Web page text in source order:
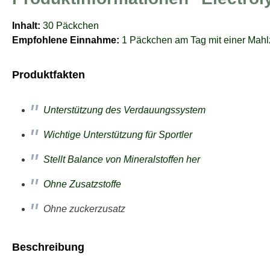
Inhalt: 30 Päckchen
Empfohlene Einnahme: 1 Päckchen am Tag mit einer
Produktfakten
Unterstützung des Verdauungssystem
Wichtige Unterstützung für Sportler
Stellt Balance von Mineralstoffen her
Ohne Zusatzstoffe
Ohne zuckerzusatz
Beschreibung